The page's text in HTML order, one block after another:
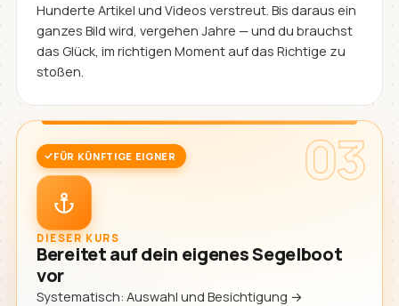
Hunderte Artikel und Videos verstreut. Bis daraus ein
ganzes Bild wird, vergehen Jahre — und du brauchst
das Glück, im richtigen Moment auf das Richtige zu
stoßen.
03
FÜR KÜNFTIGE EIGNER
DIESER KURS
Bereitet auf dein eigenes Segelboot
vor
Systematisch: Auswahl und Besichtigung →